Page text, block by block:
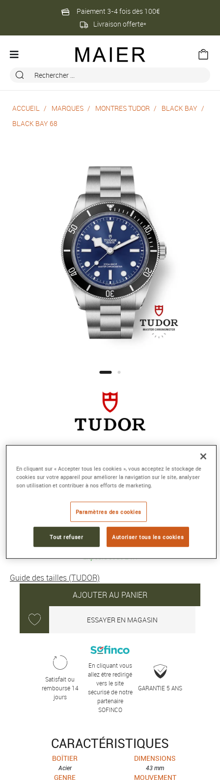
Paiement 3-4 fois dès 100€
Livraison offerte*
ACCUEIL MARQUES MONTRES TUDOR
BLACK BAY
BLACK BAY 68
Boîtier en acier, 43 mm, Cadran bleu
Référence :M7943A1A0NU-0001
5 000 €
Expédié sous 24H
Guide des tailles (TUDOR)
AJOUTER AU PANIER
ESSAYER EN MAGASIN
Satisfait ou
remboursé 14
jours
En cliquant vous
allez être redirigé
vers le site
sécurisé de notre
partenaire
SOFINCO
GARANTIE 5 ANS
CARACTÉRISTIQUES
BOÎTIER
Acier
DIMENSIONS
43 mm
GENRE MOUVEMENT
En cliquant sur « Accepter tous les cookies », vous acceptez le stockage de
cookies sur votre appareil pour améliorer la navigation sur le site, analyser
son utilisation et contribuer à nos efforts de marketing.
Paramètres des cookies
Tout refuser Autoriser tous les cookies